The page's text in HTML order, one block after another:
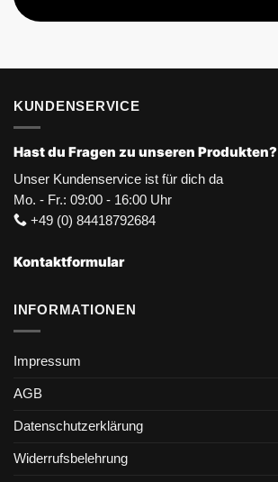
KUNDENSERVICE
Hast du Fragen zu unseren Produkten?
Unser Kundenservice ist für dich da
Mo. - Fr.: 09:00 - 16:00 Uhr
+49 (0) 84418792684
Kontaktformular
INFORMATIONEN
Impressum
AGB
Datenschutzerklärung
Widerrufsbelehrung